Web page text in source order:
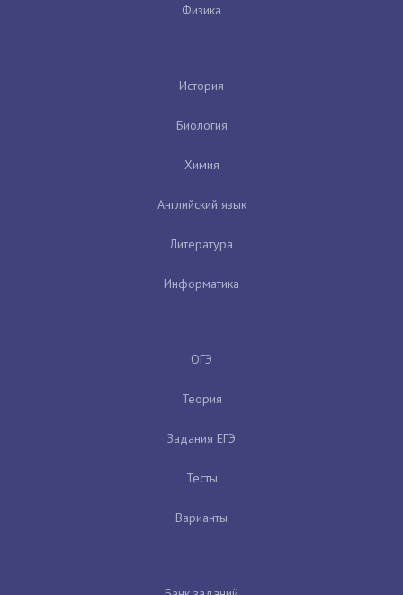
Физика
История
Биология
Химия
Английский язык
Литература
Информатика
ОГЭ
Теория
Задания ЕГЭ
Тесты
Варианты